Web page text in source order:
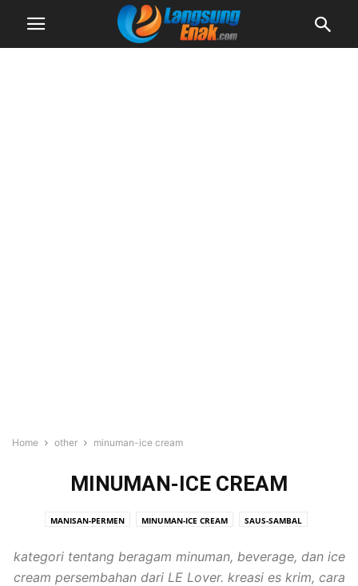
Home other minuman-ice cream
MINUMAN-ICE CREAM
MANISAN-PERMEN MINUMAN-ICE CREAM SAUS-SAMBAL
kategori tentang beragam minuman, beverage, dan ice
cream persembahan dari LE Lover. kreasi es krim, cara